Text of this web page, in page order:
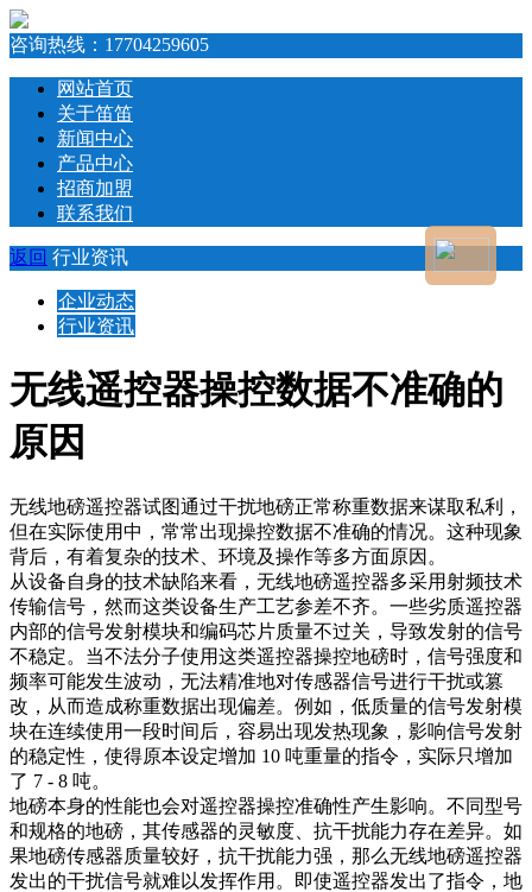
咨询热线： 17704259605
网站首页
关于笛笛
新闻中心
产品中心
招商加盟
联系我们
返回 行业资讯
企业动态
行业资讯
无线遥控器操控数据不准确的
原因
无线地磅遥控器试图通过干扰地磅正常称重数据来谋取私利，
但在实际使用中，常常出现操控数据不准确的情况。这种现象
背后，有着复杂的技术、环境及操作等多方面原因。​
从设备自身的技术缺陷来看，无线地磅遥控器多采用射频技术
传输信号，然而这类设备生产工艺参差不齐。一些劣质遥控器
内部的信号发射模块和编码芯片质量不过关，导致发射的信号
不稳定。当不法分子使用这类遥控器操控地磅时，信号强度和
频率可能发生波动，无法精准地对传感器信号进行干扰或篡
改，从而造成称重数据出现偏差。例如，低质量的信号发射模
块在连续使用一段时间后，容易出现发热现象，影响信号发射
的稳定性，使得原本设定增加 10 吨重量的指令，实际只增加
了 7 - 8 吨。​
地磅本身的性能也会对遥控器操控准确性产生影响。不同型号
和规格的地磅，其传感器的灵敏度、抗干扰能力存在差异。如
果地磅传感器质量较好，抗干扰能力强，那么无线地磅遥控器
发出的干扰信号就难以发挥作用。即使遥控器发出了指令，地